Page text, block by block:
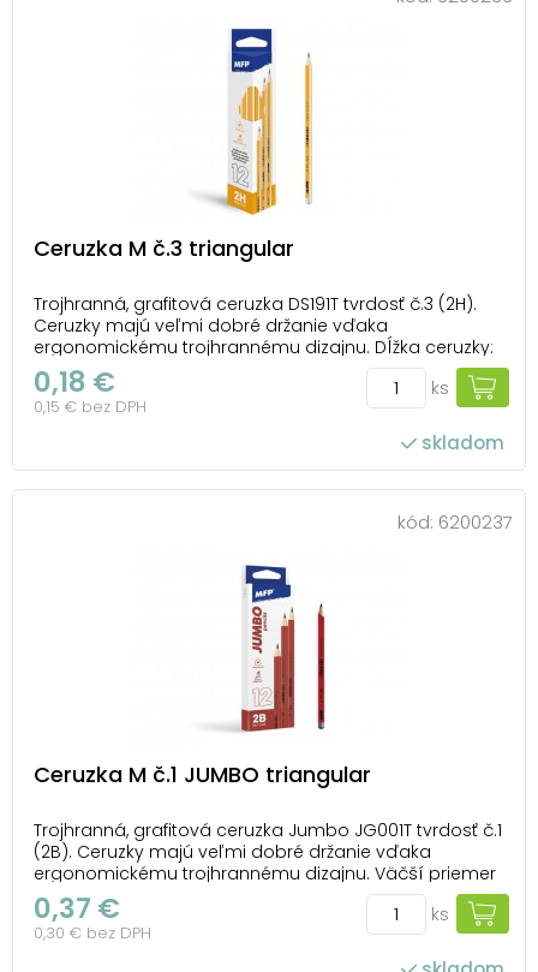
Ceruzka M č.3 triangular
Trojhranná, grafitová ceruzka DS191T tvrdosť č.3 (2H).
Ceruzky majú veľmi dobré držanie vďaka
ergonomickému trojhrannému dizajnu. Dĺžka ceruzky:
175 mm Priemer tuhy: 2,2 mm Šírka ceruzky: 8 mm
Balené v papierovej škatuľke so závesom po 12 ks.
Uvedená cena je za 1 ks.
0,18 €
0,15 € bez DPH
ks
skladom
kód: 6200237
Ceruzka M č.1 JUMBO triangular
Trojhranná, grafitová ceruzka Jumbo JG001T tvrdosť č.1
(2B). Ceruzky majú veľmi dobré držanie vďaka
ergonomickému trojhrannému dizajnu. Väčší priemer
ceruzky zaručuje pohodlné uchopenie aj menším
deťom. Na výrobu bolo použité vysoko kvalitné drevo,
preto sa dajú bez problémov strúhať. Tuhy v týc...
0,37 €
0,30 € bez DPH
ks